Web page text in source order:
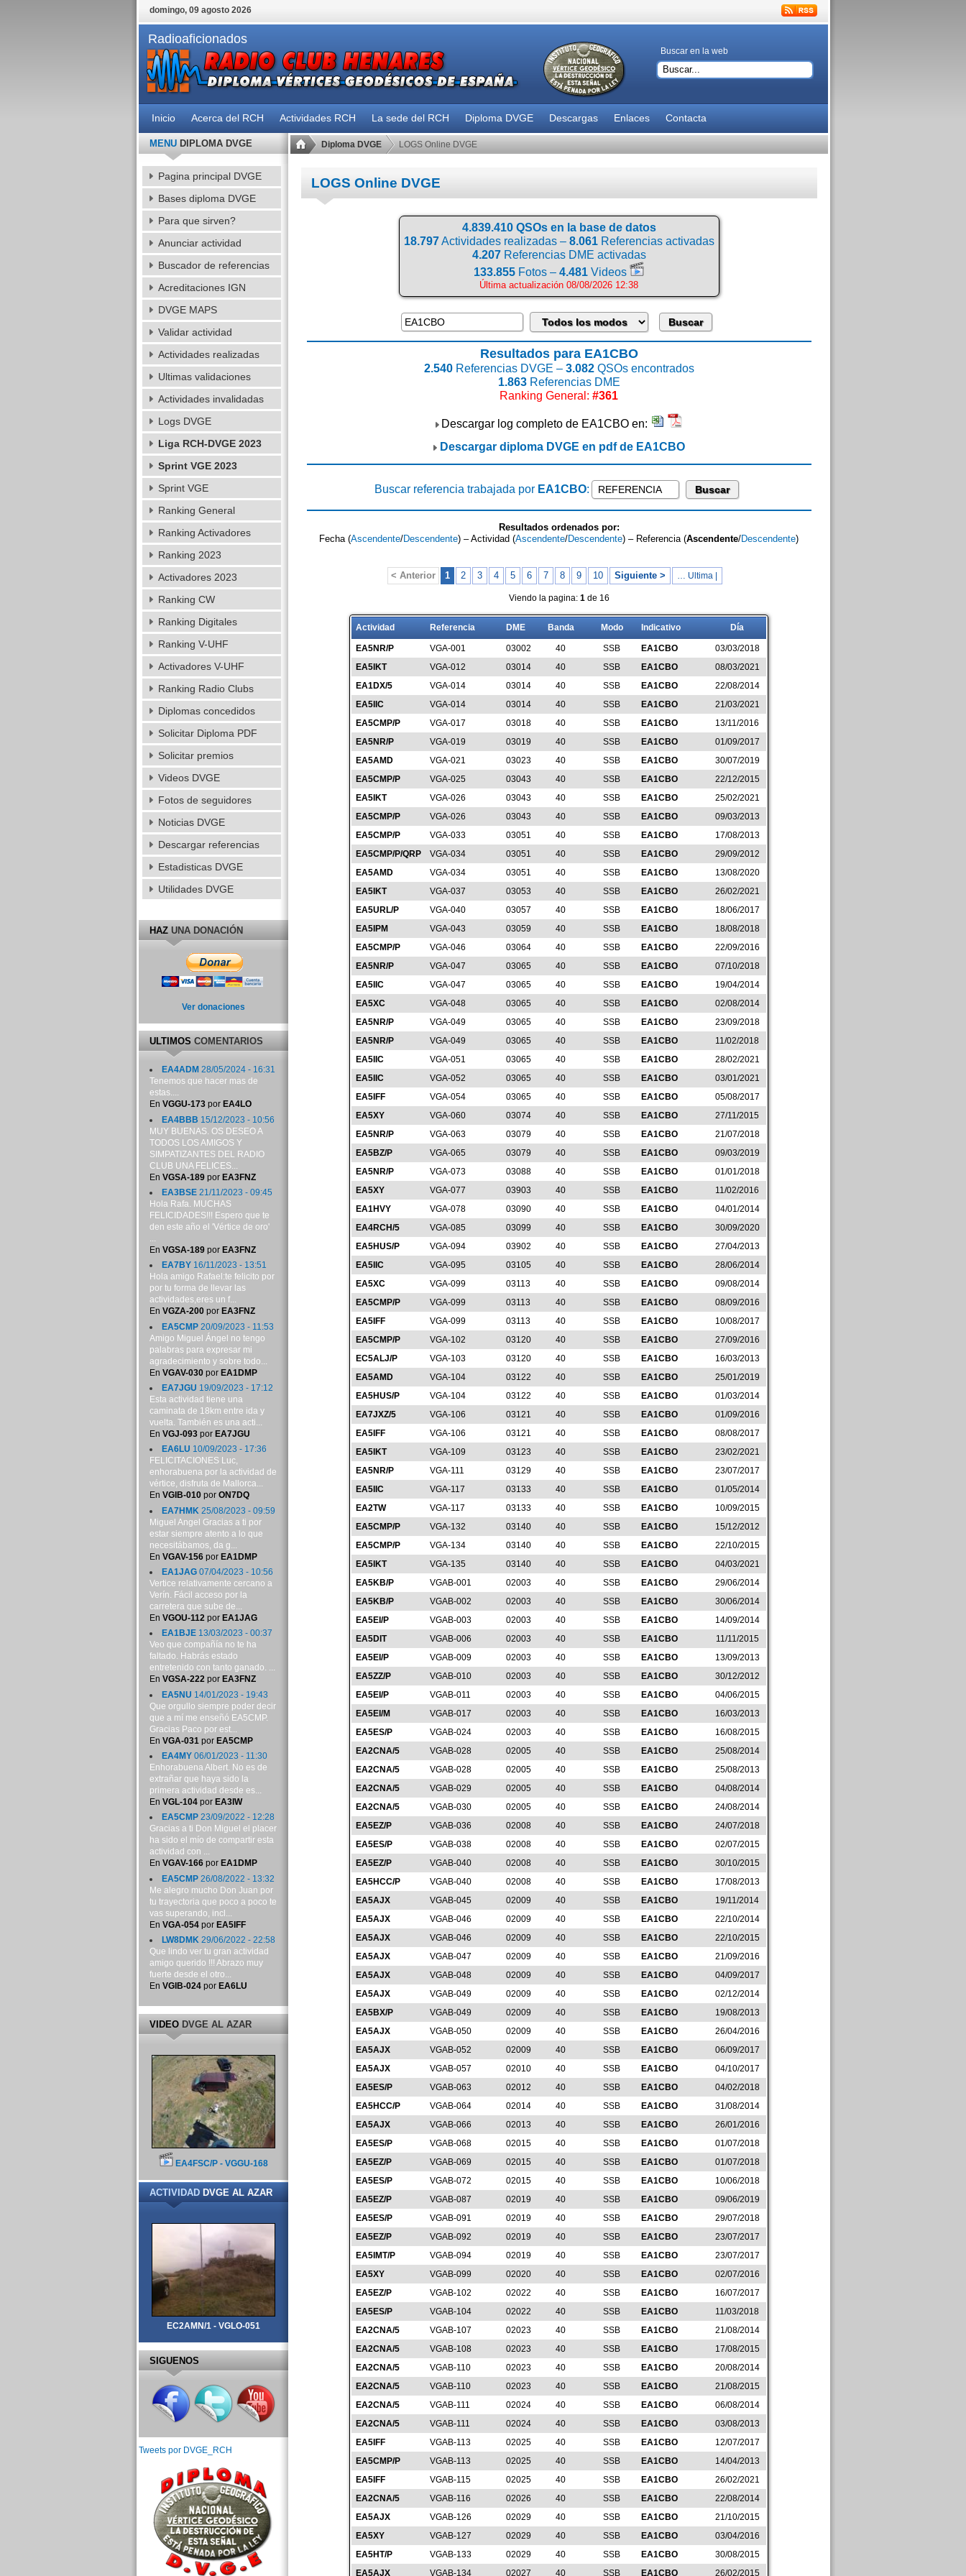
domingo, 09 agosto 2026
Radioaficionados
Buscar en la web
Inicio Acerca del RCH Actividades RCH La sede del RCH Diploma DVGE Descargas Enlaces Contacta
Diploma DVGE LOGS Online DVGE
LOGS Online DVGE
4.839.410 QSOs en la base de datos
18.797Actividades realizadas – 8.061Referencias activadas
4.207Referencias DME activadas
133.855 Fotos – 4.481 Videos
Última actualización 08/08/2026 12:38
Resultados para EA1CBO
2.540Referencias DVGE – 3.082QSOs encontrados
1.863Referencias DME
Ranking General: #361
Descargar log completo de EA1CBO en:
Descargar diploma DVGE en pdf de EA1CBO
Buscar referencia trabajada por EA1CBO:
Resultados ordenados por:
Fecha (Ascendente/Descendente) – Actividad (Ascendente/Descendente) – Referencia (Ascendente/Descendente)
< Anterior 1 2 3 4 5 6 7 8 9 10 Siguiente > … Ultima |
Viendo la pagina: 1de 16
Actividad Referencia DME Banda Modo Indicativo Día
EA5NR/P VGA-001 03002 40 SSB EA1CBO
03/03/2018
EA5IKT
VGA-012 03014 40 SSB EA1CBO
08/03/2021
EA1DX/5
VGA-014 03014 40 SSB EA1CBO
22/08/2014
EA5IIC
VGA-014 03014 40 SSB EA1CBO
21/03/2021
EA5CMP/P
VGA-017 03018 40 SSB EA1CBO
13/11/2016
EA5NR/P
VGA-019 03019 40 SSB EA1CBO
01/09/2017
EA5AMD
VGA-021 03023 40 SSB EA1CBO
30/07/2019
EA5CMP/P
VGA-025 03043 40 SSB EA1CBO
22/12/2015
EA5IKT
VGA-026 03043 40 SSB EA1CBO
25/02/2021
EA5CMP/P
VGA-026 03043 40 SSB EA1CBO
09/03/2013
EA5CMP/P
VGA-033 03051 40 SSB EA1CBO
17/08/2013
EA5CMP/P/QRP
VGA-034 03051 40 SSB EA1CBO
29/09/2012
EA5AMD
VGA-034 03051 40 SSB EA1CBO
13/08/2020
EA5IKT
VGA-037 03053 40 SSB EA1CBO
26/02/2021
EA5URL/P
VGA-040 03057 40 SSB EA1CBO
18/06/2017
EA5IPM
VGA-043 03059 40 SSB EA1CBO
18/08/2018
EA5CMP/P
VGA-046 03064 40 SSB EA1CBO
22/09/2016
EA5NR/P
VGA-047 03065 40 SSB EA1CBO
07/10/2018
EA5IIC
VGA-047 03065 40 SSB EA1CBO
19/04/2014
EA5XC
VGA-048 03065 40 SSB EA1CBO
02/08/2014
EA5NR/P
VGA-049 03065 40 SSB EA1CBO
23/09/2018
EA5NR/P
VGA-049 03065 40 SSB EA1CBO
11/02/2018
EA5IIC
VGA-051 03065 40 SSB EA1CBO
28/02/2021
EA5IIC
VGA-052 03065 40 SSB EA1CBO
03/01/2021
EA5IFF
VGA-054 03065 40 SSB EA1CBO
05/08/2017
EA5XY
VGA-060 03074 40 SSB EA1CBO
27/11/2015
EA5NR/P
VGA-063 03079 40 SSB EA1CBO
21/07/2018
EA5BZ/P
VGA-065 03079 40 SSB EA1CBO
09/03/2019
EA5NR/P
VGA-073 03088 40 SSB EA1CBO
01/01/2018
EA5XY
VGA-077 03903 40 SSB EA1CBO
11/02/2016
EA1HVY
VGA-078 03090 40 SSB EA1CBO
04/01/2014
EA4RCH/5
VGA-085 03099 40 SSB EA1CBO
30/09/2020
EA5HUS/P
VGA-094 03902 40 SSB EA1CBO
27/04/2013
EA5IIC
VGA-095 03105 40 SSB EA1CBO
28/06/2014
EA5XC
VGA-099 03113 40 SSB EA1CBO
09/08/2014
EA5CMP/P
VGA-099 03113 40 SSB EA1CBO
08/09/2016
EA5IFF
VGA-099 03113 40 SSB EA1CBO
10/08/2017
EA5CMP/P
VGA-102 03120 40 SSB EA1CBO
27/09/2016
EC5ALJ/P
VGA-103 03120 40 SSB EA1CBO
16/03/2013
EA5AMD
VGA-104 03122 40 SSB EA1CBO
25/01/2019
EA5HUS/P
VGA-104 03122 40 SSB EA1CBO
01/03/2014
EA7JXZ/5
VGA-106 03121 40 SSB EA1CBO
01/09/2016
EA5IFF
VGA-106 03121 40 SSB EA1CBO
08/08/2017
EA5IKT
VGA-109 03123 40 SSB EA1CBO
23/02/2021
EA5NR/P
VGA-111 03129 40 SSB EA1CBO
23/07/2017
EA5IIC
VGA-117 03133 40 SSB EA1CBO
01/05/2014
EA2TW
VGA-117 03133 40 SSB EA1CBO
10/09/2015
EA5CMP/P
VGA-132 03140 40 SSB EA1CBO
15/12/2012
EA5CMP/P
VGA-134 03140 40 SSB EA1CBO
22/10/2015
EA5IKT
VGA-135 03140 40 SSB EA1CBO
04/03/2021
EA5KB/P
VGAB-001 02003 40 SSB EA1CBO
29/06/2014
EA5KB/P
VGAB-002 02003 40 SSB EA1CBO
30/06/2014
EA5EI/P
VGAB-003 02003 40 SSB EA1CBO
14/09/2014
EA5DIT
VGAB-006 02003 40 SSB EA1CBO
11/11/2015
EA5EI/P
VGAB-009 02003 40 SSB EA1CBO
13/09/2013
EA5ZZ/P
VGAB-010 02003 40 SSB EA1CBO
30/12/2012
EA5EI/P
VGAB-011 02003 40 SSB EA1CBO
04/06/2015
EA5EI/M
VGAB-017 02003 40 SSB EA1CBO
16/03/2013
EA5ES/P
VGAB-024 02003 40 SSB EA1CBO
16/08/2015
EA2CNA/5
VGAB-028 02005 40 SSB EA1CBO
25/08/2014
EA2CNA/5
VGAB-028 02005 40 SSB EA1CBO
25/08/2013
EA2CNA/5
VGAB-029 02005 40 SSB EA1CBO
04/08/2014
EA2CNA/5
VGAB-030 02005 40 SSB EA1CBO
24/08/2014
EA5EZ/P
VGAB-036 02008 40 SSB EA1CBO
24/07/2018
EA5ES/P
VGAB-038 02008 40 SSB EA1CBO
02/07/2015
EA5EZ/P
VGAB-040 02008 40 SSB EA1CBO
30/10/2015
EA5HCC/P
VGAB-040 02008 40 SSB EA1CBO
17/08/2013
EA5AJX
VGAB-045 02009 40 SSB EA1CBO
19/11/2014
EA5AJX
VGAB-046 02009 40 SSB EA1CBO
22/10/2014
EA5AJX
VGAB-046 02009 40 SSB EA1CBO
22/10/2015
EA5AJX
VGAB-047 02009 40 SSB EA1CBO
21/09/2016
EA5AJX
VGAB-048 02009 40 SSB EA1CBO
04/09/2017
EA5AJX
VGAB-049 02009 40 SSB EA1CBO
02/12/2014
EA5BX/P
VGAB-049 02009 40 SSB EA1CBO
19/08/2013
EA5AJX
VGAB-050 02009 40 SSB EA1CBO
26/04/2016
EA5AJX
VGAB-052 02009 40 SSB EA1CBO
06/09/2017
EA5AJX
VGAB-057 02010 40 SSB EA1CBO
04/10/2017
EA5ES/P
VGAB-063 02012 40 SSB EA1CBO
04/02/2018
EA5HCC/P
VGAB-064 02014 40 SSB EA1CBO
31/08/2014
EA5AJX
VGAB-066 02013 40 SSB EA1CBO
26/01/2016
EA5ES/P
VGAB-068 02015 40 SSB EA1CBO
01/07/2018
EA5EZ/P
VGAB-069 02015 40 SSB EA1CBO
01/07/2018
EA5ES/P
VGAB-072 02015 40 SSB EA1CBO
10/06/2018
EA5EZ/P
VGAB-087 02019 40 SSB EA1CBO
09/06/2019
EA5ES/P
VGAB-091 02019 40 SSB EA1CBO
29/07/2018
EA5EZ/P
VGAB-092 02019 40 SSB EA1CBO
23/07/2017
EA5IMT/P
VGAB-094 02019 40 SSB EA1CBO
23/07/2017
EA5XY
VGAB-099 02020 40 SSB EA1CBO
02/07/2016
EA5EZ/P
VGAB-102 02022 40 SSB EA1CBO
16/07/2017
EA5ES/P
VGAB-104 02022 40 SSB EA1CBO
11/03/2018
EA2CNA/5
VGAB-107 02023 40 SSB EA1CBO
21/08/2014
EA2CNA/5
VGAB-108 02023 40 SSB EA1CBO
17/08/2015
EA2CNA/5
VGAB-110 02023 40 SSB EA1CBO
20/08/2014
EA2CNA/5
VGAB-110 02023 40 SSB EA1CBO
21/08/2015
EA2CNA/5
VGAB-111 02024 40 SSB EA1CBO
06/08/2014
EA2CNA/5
VGAB-111 02024 40 SSB EA1CBO
03/08/2013
EA5IFF
VGAB-113 02025 40 SSB EA1CBO
12/07/2017
EA5CMP/P
VGAB-113 02025 40 SSB EA1CBO
14/04/2013
EA5IFF
VGAB-115 02025 40 SSB EA1CBO
26/02/2021
EA2CNA/5
VGAB-116 02026 40 SSB EA1CBO
22/08/2014
EA5AJX
VGAB-126 02029 40 SSB EA1CBO
21/10/2015
EA5XY
VGAB-127 02029 40 SSB EA1CBO
03/04/2016
EA5HT/P
VGAB-133 02029 40 SSB EA1CBO
30/08/2015
EA5AJX
VGAB-134 02027 40 SSB EA1CBO 26/02/2015
MENUDIPLOMA DVGE
Pagina principal DVGE
Bases diploma DVGE
Para que sirven?
Anunciar actividad
Buscador de referencias
Acreditaciones IGN
DVGE MAPS
Validar actividad
Actividades realizadas
Ultimas validaciones
Actividades invalidadas
Logs DVGE
Liga RCH-DVGE 2023
Sprint VGE 2023
Sprint VGE
Ranking General
Ranking Activadores
Ranking 2023
Activadores 2023
Ranking CW
Ranking Digitales
Ranking V-UHF
Activadores V-UHF
Ranking Radio Clubs
Diplomas concedidos
Solicitar Diploma PDF
Solicitar premios
Videos DVGE
Fotos de seguidores
Noticias DVGE
Descargar referencias
Estadisticas DVGE
Utilidades DVGE
HAZUNA DONACIÓN
Ver donaciones
ULTIMOSCOMENTARIOS
EA4ADM 28/05/2024 - 16:31
Tenemos que hacer mas de
estas....
En VGGU-173por EA4LO
EA4BBB 15/12/2023 - 10:56
MUY BUENAS. OS DESEO A
TODOS LOS AMIGOS Y
SIMPATIZANTES DEL RADIO
CLUB UNA FELICES...
En VGSA-189por EA3FNZ
EA3BSE21/11/2023 - 09:45
Hola Rafa. MUCHAS
FELICIDADES!!! Espero que te
den este año el 'Vértice de oro'
...
En VGSA-189por EA3FNZ
EA7BY16/11/2023 - 13:51
Hola amigo Rafael:te felicito por
por tu forma de llevar las
actividades,eres un f...
En VGZA-200por EA3FNZ
EA5CMP20/09/2023 - 11:53
Amigo Miguel Ángel no tengo
palabras para expresar mi
agradecimiento y sobre todo...
En VGAV-030por EA1DMP
EA7JGU 19/09/2023 - 17:12
Esta actividad tiene una
caminata de 18km entre ida y
vuelta. También es una acti...
En VGJ-093por EA7JGU
EA6LU 10/09/2023 - 17:36
FELICITACIONES Luc,
enhorabuena por la actividad de
vértice, disfruta de Mallorca...
En VGIB-010por ON7DQ
EA7HMK 25/08/2023 - 09:59
Miguel Angel Gracias a ti por
estar siempre atento a lo que
necesitábamos, da g...
En VGAV-156por EA1DMP
EA1JAG07/04/2023 - 10:56
Vertice relativamente cercano a
Verín. Fácil acceso por la
carretera que sube de...
En VGOU-112por EA1JAG
EA1BJE13/03/2023 - 00:37
Veo que compañía no te ha
faltado. Habrás estado
entretenido con tanto ganado. ...
En VGSA-222por EA3FNZ
EA5NU 14/01/2023 - 19:43
Que orgullo siempre poder decir
que a mí me enseñó EA5CMP.
Gracias Paco por est...
En VGA-031 por EA5CMP
EA4MY06/01/2023 - 11:30
Enhorabuena Albert. No es de
extrañar que haya sido la
primera actividad desde es...
En VGL-104por EA3IW
EA5CMP23/09/2022 - 12:28
Gracias a ti Don Miguel el placer
ha sido el mío de compartir esta
actividad con ...
En VGAV-166por EA1DMP
EA5CMP26/08/2022 - 13:32
Me alegro mucho Don Juan por
tu trayectoria que poco a poco te
vas superando, incl...
En VGA-054por EA5IFF
LW8DMK29/06/2022 - 22:58
Que lindo ver tu gran actividad
amigo querido !!! Abrazo muy
fuerte desde el otro...
En VGIB-024por EA6LU
VIDEODVGE AL AZAR
EA4FSC/P - VGGU-168
ACTIVIDADDVGE AL AZAR
EC2AMN/1 - VGLO-051
SIGUENOS
Tweets por DVGE_RCH